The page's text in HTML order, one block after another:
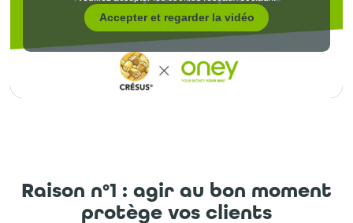
Accepter et regarder la vidéo
Raison n°1 : agir au bon moment
protège vos clients